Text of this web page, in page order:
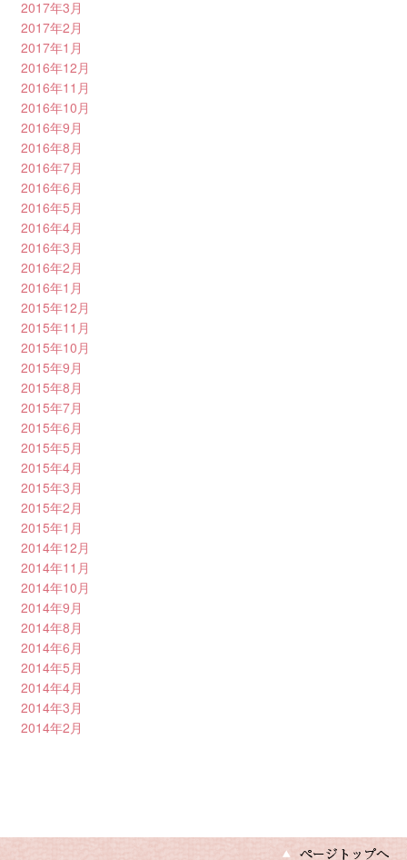
2017年3月
2017年2月
2017年1月
2016年12月
2016年11月
2016年10月
2016年9月
2016年8月
2016年7月
2016年6月
2016年5月
2016年4月
2016年3月
2016年2月
2016年1月
2015年12月
2015年11月
2015年10月
2015年9月
2015年8月
2015年7月
2015年6月
2015年5月
2015年4月
2015年3月
2015年2月
2015年1月
2014年12月
2014年11月
2014年10月
2014年9月
2014年8月
2014年6月
2014年5月
2014年4月
2014年3月
2014年2月